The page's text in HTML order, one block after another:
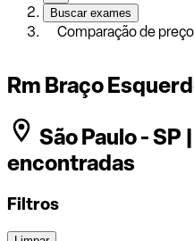
Buscar exames
Comparação de
Rm Braço
São Paulo - SP |
encontradas
Filtros